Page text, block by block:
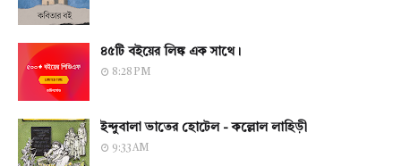
৪৫টি বইয়ের লিঙ্ক এক সাথে।
8:28 PM
ইন্দুবালা ভাতের হোটেল - কল্লোল লাহিড়ী
9:33 AM